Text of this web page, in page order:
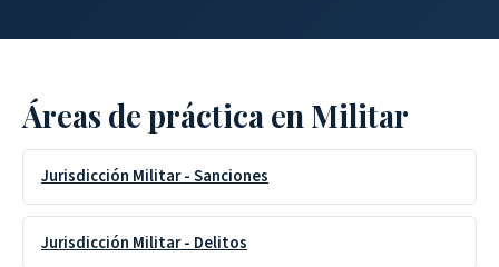
Áreas de práctica en Militar
Jurisdicción Militar - Sanciones
Jurisdicción Militar - Delitos